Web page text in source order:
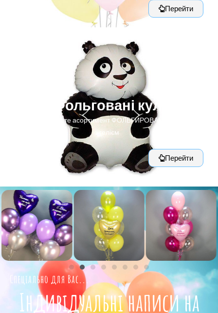
Перейти
Фольговані кулі
Тут Ви знайдете асортимент ФОЛЬГИРОВАННЫХ куль з
гелієм
Перейти
Спеціально для Вас...
Індивідуальні написи на